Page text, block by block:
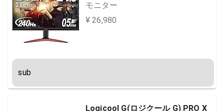
モニター
¥ 26,980
sub
Logicool G(ロジクール G) PRO X